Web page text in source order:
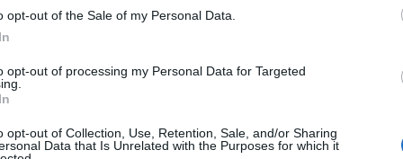
opt-out of the Sale of my Personal Data.
opt-out of processing my Personal Data for Targeted
opt-out of Collection, Use, Retention, Sale, and/or Sharing
Data that Is Unrelated with the Purposes for which it